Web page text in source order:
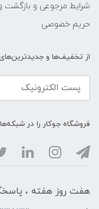
شرایط مرجوعی و بازگشت
حریم خصوصی
از تخفیف‌ها و
فروشگاه جوکار را در
هفت روز هفته ،